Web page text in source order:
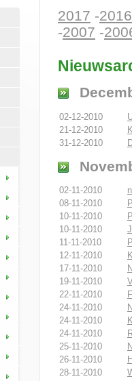
2017 -2016
-2007 -
02-12-2010
21-12-2010
31-12-2010
02-11-2010
08-11-2010
10-11-2010
10-11-2010
11-11-2010
12-11-2010
17-11-2010
19-11-2010
22-11-2010
24-11-2010
24-11-2010
24-11-2010
25-11-2010
26-11-2010
28-11-2010